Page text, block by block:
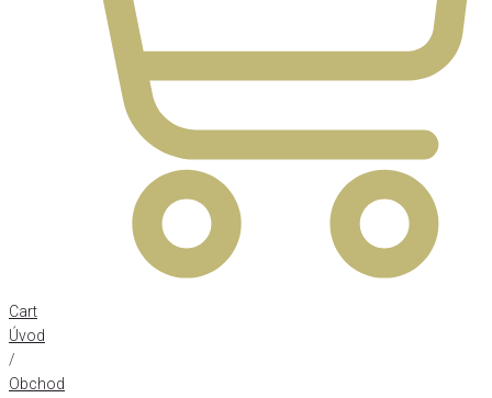
Cart
Úvod
/
Obchod